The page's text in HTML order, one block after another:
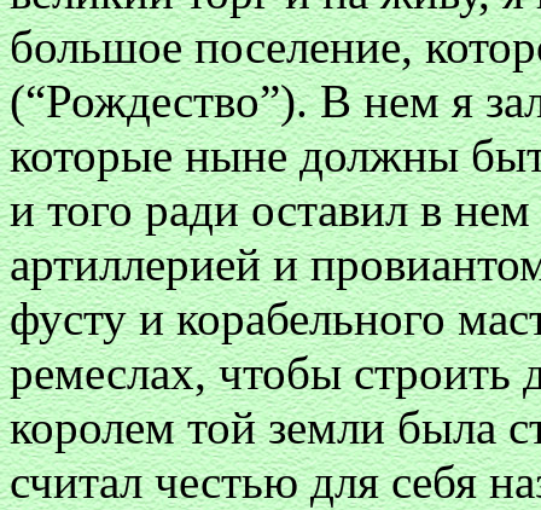
большое поселение,
(“Рождество”). В нем я
которые ныне должны
и того ради оставил в
артиллерией и
фусту и корабельного
ремеслах, чтобы
королем той земли была
считал честью для себя